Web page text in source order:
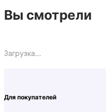
Вы смотрели
Загрузка...
Для покупателей